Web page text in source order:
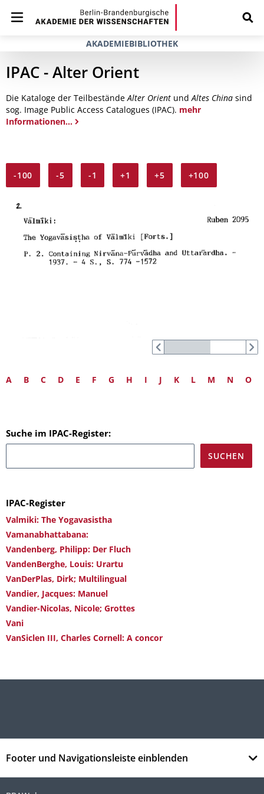
AKADEMIEBIBLIOTHEK
IPAC - Alter Orient
Die Kataloge der TeilbeständeAlter Orient undAltes China sind
sog. Image Public Access Catalogues (IPAC). mehr
Informationen...
-100 -5 -1 +1 +5 +100
A B C D E F G H I J K L M N O
Suche im IPAC-Register:
IPAC-Register
Valmiki: The Yogavasistha
Vamanabhattabana:
Vandenberg, Philipp: Der Fluch
VandenBerghe, Louis: Urartu
VanDerPlas, Dirk; Multilingual
Vandier, Jacques: Manuel
Vandier-Nicolas, Nicole; Grottes
Vani
VanSiclen III, Charles Cornell: A concor
Footer und Navigationsleiste einblenden